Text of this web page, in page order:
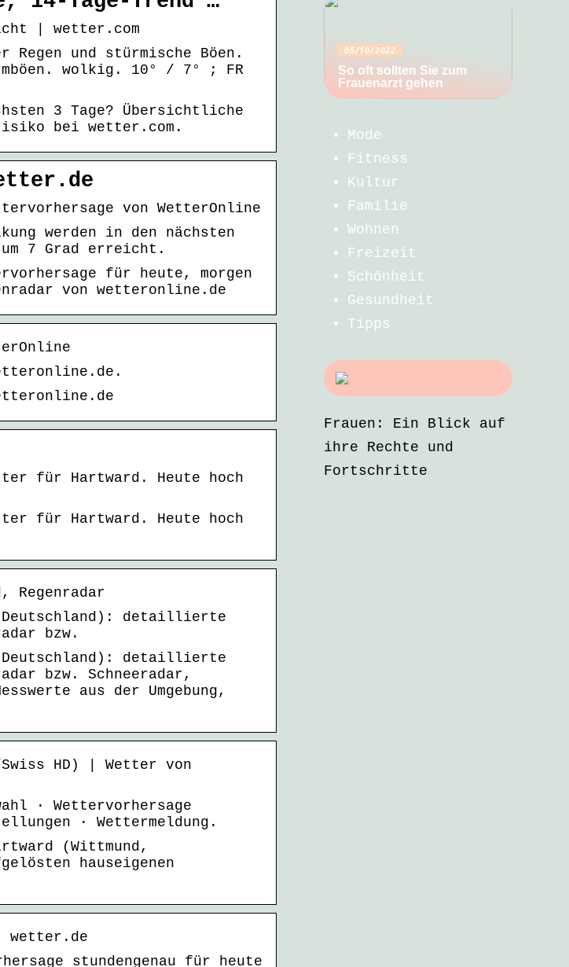
| wetter.com
und stürmische Böen.
wolkig. 10° / 7° ; FR
3 Tage? Übersichtliche
bei wetter.com.
von WetterOnline
werden in den nächsten
7 Grad erreicht.
für heute, morgen
von wetteronline.de
für Hartward. Heute hoch
für Hartward. Heute hoch
Regenradar
Deutschland): detaillierte
bzw.
Deutschland): detaillierte
bzw. Schneeradar,
aus der Umgebung,
HD) | Wetter von
· Wettervorhersage
· Wettermeldung.
(Wittmund,
hauseigenen
wetter.de
stundengenau für heute
05/10/2022
So oft sollten Sie zum
Frauenarzt gehen
Mode
Fitness
Kultur
Familie
Wohnen
Freizeit
Schönheit
Gesundheit
Tipps
Frauen: Ein Blick auf
ihre Rechte und
Fortschritte